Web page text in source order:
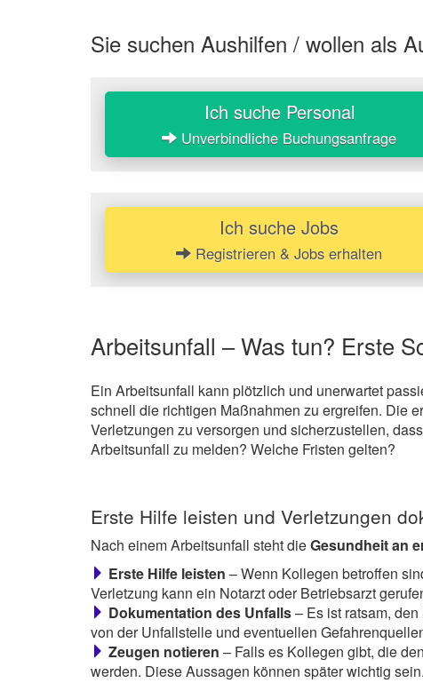
Sie suchen Aushilfen / wollen als
Ich suche Personal
Unverbindliche Buchungsanfrage
Ich suche Jobs
Registrieren & Jobs erhalten
Arbeitsunfall – Was tun? Erste
Ein Arbeitsunfall kann plötzlich und unerwartet
schnell die richtigen Maßnahmen zu ergreifen. Die
Verletzungen zu versorgen und sicherzustellen,
Arbeitsunfall zu melden? Welche Fristen gelten?
Erste Hilfe leisten und Verletzungen
Nach einem Arbeitsunfall steht dieGesundheit an
Erste Hilfe leisten – Wenn Kollegen betroffen
Verletzung kann ein Notarzt oder Betriebsarzt
Dokumentation des Unfalls– Es ist ratsam,
von der Unfallstelle und eventuellen
Zeugen notieren – Falls es Kollegen gibt, die
werden. Diese Aussagen können später wichtig sein.